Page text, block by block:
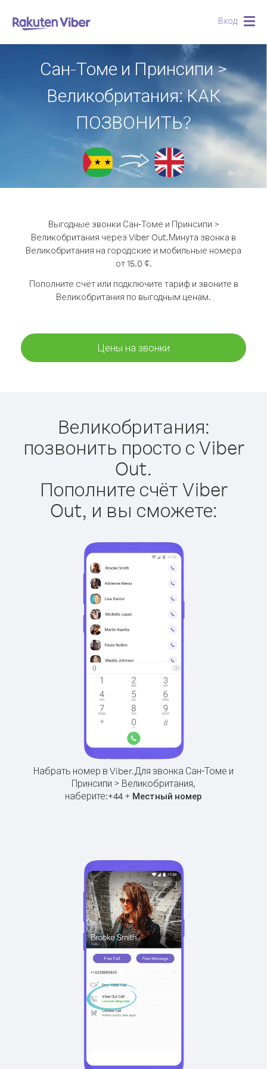
Вход
Сан-Томе и Принсипи >
Великобритания: КАК
ПОЗВОНИТЬ?
Выгодные звонки Сан-Томе и Принсипи >
Великобритания через Viber Out.Минута звонка в
Великобритания на городские и мобильные номера
от 15.0 ¢.
Пополните счёт или подключите тариф и звоните в
Великобритания по выгодным ценам.
Цены на звонки
Великобритания:
позвонить просто с Viber
Out.
Пополните счёт Viber
Out, и вы сможете:
Набрать номер в Viber.Для звонка Сан-Томе и
Принсипи > Великобритания,
наберите:+44 + Местный номер